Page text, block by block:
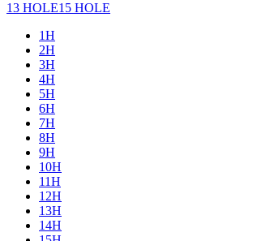
13 HOLE15 HOLE
1H
2H
3H
4H
5H
6H
7H
8H
9H
10H
11H
12H
13H
14H